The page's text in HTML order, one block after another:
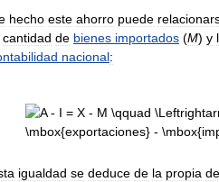
hecho este ahorro puede
cantidad de bienes importados (M) y
nacional:
igualdad se deduce de la propia